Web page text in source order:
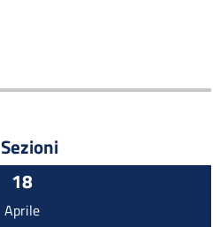
Sezioni
18
Aprile